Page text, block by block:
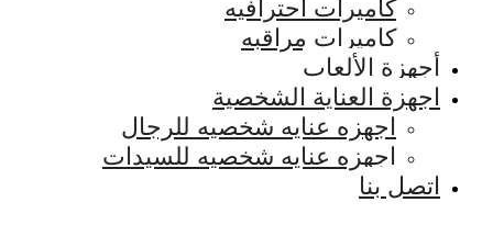
كاميرات احترافيه
كاميرات مراقبه
أجهزة الألعاب
اجهزة العناية الشخصية
اجهزه عنايه شخصيه للرجال
اجهزه عنايه شخصيه للسيدات
اتصل بنا